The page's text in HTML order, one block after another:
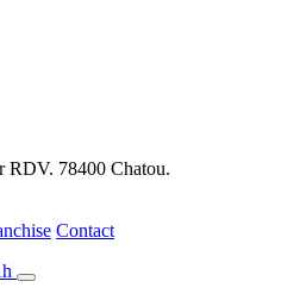
RDV. 78400 Chatou.
Contact